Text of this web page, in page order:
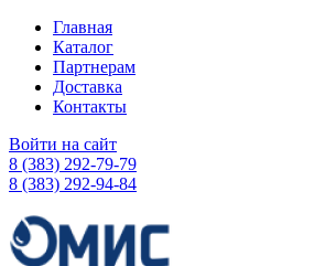
Главная
Каталог
Партнерам
Доставка
Контакты
Войти на сайт
8 (383) 292-79-79
8 (383) 292-94-84